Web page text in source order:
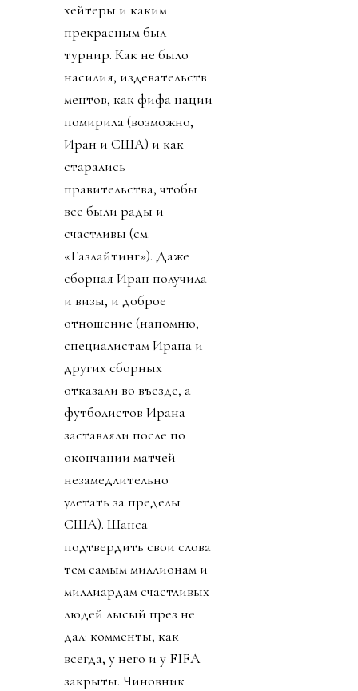
хейтеры и каким
прекрасным был
турнир. Как не было
насилия, издевательств
ментов, как фифа нации
помирила (возможно,
Иран и США) и как
старались
правительства, чтобы
все были рады и
счастливы (см.
«Газлайтинг»). Даже
сборная Иран получила
и визы, и доброе
отношение (напомню,
специалистам Ирана и
других сборных
отказали во въезде, а
футболистов Ирана
заставляли после по
окончании матчей
незамедлительно
улетать за пределы
США). Шанса
подтвердить свои слова
тем самым миллионам и
миллиардам счастливых
людей лысый през не
дал: комменты, как
всегда, у него и у FIFA
закрыты. Чиновник